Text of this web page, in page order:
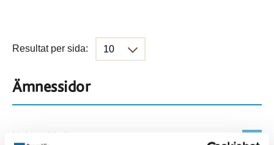
Resultat per sida:
Ämnessidor
Hela webbplatsen